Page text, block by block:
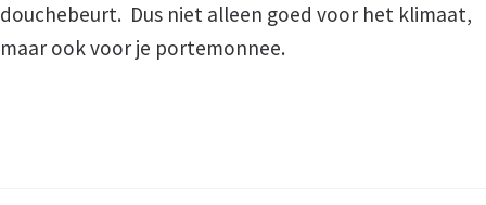
Over VOTA
douchebeurt. Dus niet alleen goed voor het klimaat,
maar ook voor je portemonnee.